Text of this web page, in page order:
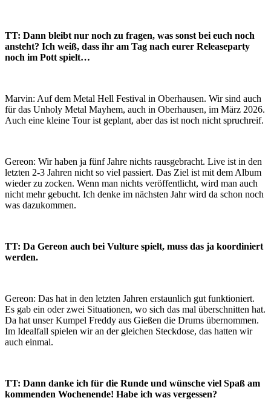
TT: Dann bleibt nur noch zu fragen, was sonst bei euch noch
ansteht? Ich weiß, dass ihr am Tag nach eurer Releaseparty
noch im Pott spielt…
Marvin: Auf dem Metal Hell Festival in Oberhausen. Wir sind auch
für das Unholy Metal Mayhem, auch in Oberhausen, im März 2026.
Auch eine kleine Tour ist geplant, aber das ist noch nicht spruchreif.
Gereon: Wir haben ja fünf Jahre nichts rausgebracht. Live ist in den
letzten 2-3 Jahren nicht so viel passiert. Das Ziel ist mit dem Album
wieder zu zocken. Wenn man nichts veröffentlicht, wird man auch
nicht mehr gebucht. Ich denke im nächsten Jahr wird da schon noch
was dazukommen.
TT: Da Gereon auch bei Vulture spielt, muss das ja koordiniert
werden.
Gereon: Das hat in den letzten Jahren erstaunlich gut funktioniert.
Es gab ein oder zwei Situationen, wo sich das mal überschnitten hat.
Da hat unser Kumpel Freddy aus Gießen die Drums übernommen.
Im Idealfall spielen wir an der gleichen Steckdose, das hatten wir
auch einmal.
TT: Dann danke ich für die Runde und wünsche viel Spaß am
kommenden Wochenende! Habe ich was vergessen?